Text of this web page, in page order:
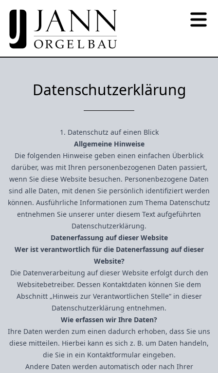
Datenschutz­erklärung
1. Datenschutz auf einen Blick
Allgemeine Hinweise
Die folgenden Hinweise geben einen einfachen Überblick
darüber, was mit Ihren personenbezogenen Daten passiert,
wenn Sie diese Website besuchen. Personenbezogene Daten
sind alle Daten, mit denen Sie persönlich identifiziert werden
können. Ausführliche Informationen zum Thema Datenschutz
entnehmen Sie unserer unter diesem Text aufgeführten
Datenschutzerklärung.
Datenerfassung auf dieser Website
Wer ist verantwortlich für die Datenerfassung auf dieser
Website?
Die Datenverarbeitung auf dieser Website erfolgt durch den
Websitebetreiber. Dessen Kontaktdaten können Sie dem
Abschnitt „Hinweis zur Verantwortlichen Stelle“ in dieser
Datenschutzerklärung entnehmen.
Wie erfassen wir Ihre Daten?
Ihre Daten werden zum einen dadurch erhoben, dass Sie uns
diese mitteilen. Hierbei kann es sich z. B. um Daten handeln,
die Sie in ein Kontaktformular eingeben.
Andere Daten werden automatisch oder nach Ihrer